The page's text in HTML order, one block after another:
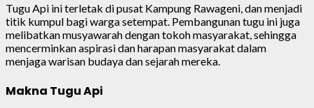
Tugu Api ini terletak di pusat Kampung Rawageni, dan menjadi
titik kumpul bagi warga setempat. Pembangunan tugu ini juga
melibatkan musyawarah dengan tokoh masyarakat, sehingga
mencerminkan aspirasi dan harapan masyarakat dalam
menjaga warisan budaya dan sejarah mereka.
Makna Tugu Api